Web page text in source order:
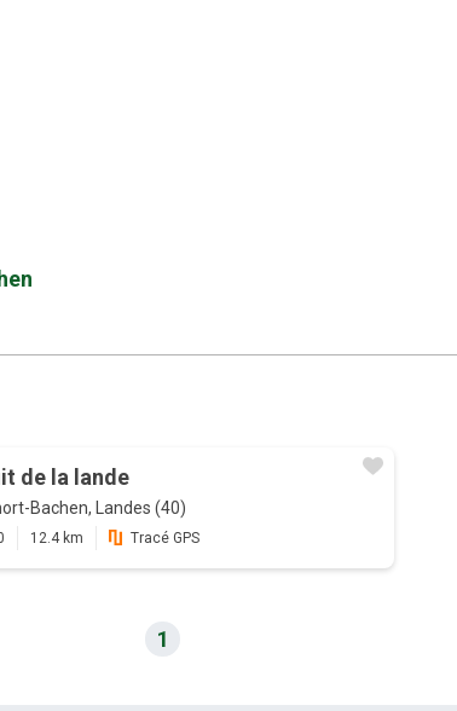
de la lande
Bachen, Landes (40)
12.4 km Tracé GPS
1